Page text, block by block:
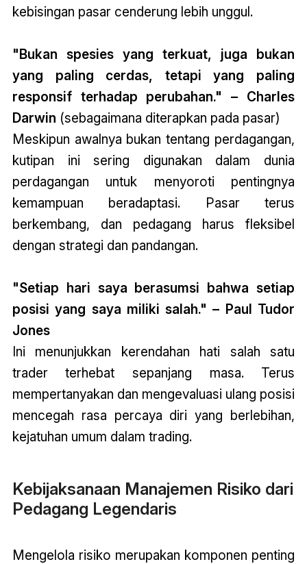
kebisingan pasar cenderung lebih unggul.
"Bukan spesies yang terkuat, juga bukan
yang paling cerdas, tetapi yang paling
responsif terhadap perubahan." – Charles
Darwin (sebagaimana diterapkan pada pasar)
Meskipun awalnya bukan tentang perdagangan,
kutipan ini sering digunakan dalam dunia
perdagangan untuk menyoroti pentingnya
kemampuan beradaptasi. Pasar terus
berkembang, dan pedagang harus fleksibel
dengan strategi dan pandangan.
"Setiap hari saya berasumsi bahwa setiap
posisi yang saya miliki salah." – Paul Tudor
Jones
Ini menunjukkan kerendahan hati salah satu
trader terhebat sepanjang masa. Terus
mempertanyakan dan mengevaluasi ulang posisi
mencegah rasa percaya diri yang berlebihan,
kejatuhan umum dalam trading.
Kebijaksanaan Manajemen Risiko dari
Pedagang Legendaris
Mengelola risiko merupakan komponen penting